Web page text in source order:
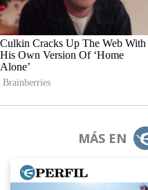
MÁS EN